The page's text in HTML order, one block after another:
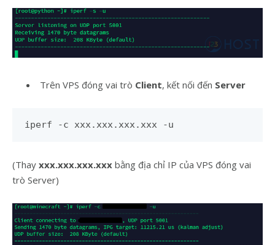
Trên VPS đóng vai trò Client, kết nối đến Server
iperf -c xxx.xxx.xxx.xxx -u
(Thay xxx.xxx.xxx.xxx bằng địa chỉ IP của VPS đóng vai
trò Server)